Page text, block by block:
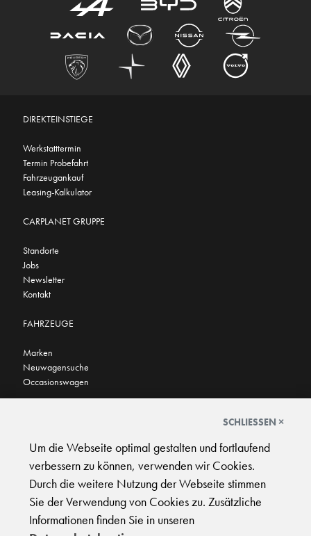
DIREKTEINSTIEGE
Werkstatttermin
Termin Probefahrt
Fahrzeugankauf
Leasing-Kalkulator
CARPLANET GRUPPE
Standorte
Jobs
Newsletter
Kontakt
FAHRZEUGE
Marken
Neuwagensuche
Occasionswagen
AGB|Impressum|Datenschutz|Support
SCHLIESSEN ×
Um die Webseite optimal gestalten und fortlaufend
verbessern zu können, verwenden wir Cookies.
Durch die weitere Nutzung der Webseite stimmen
Sie der Verwendung von Cookies zu. Zusätzliche
Informationen finden Sie in unseren